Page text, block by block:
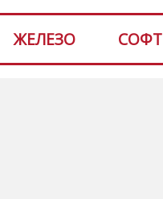
ЖЕЛЕЗО СОФТ